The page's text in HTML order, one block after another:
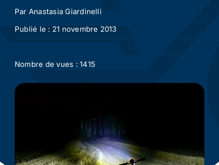
Actualité
Par Anastasia Giardinelli
Publié le : 21 novembre 2013
Nombre de vues : 1415